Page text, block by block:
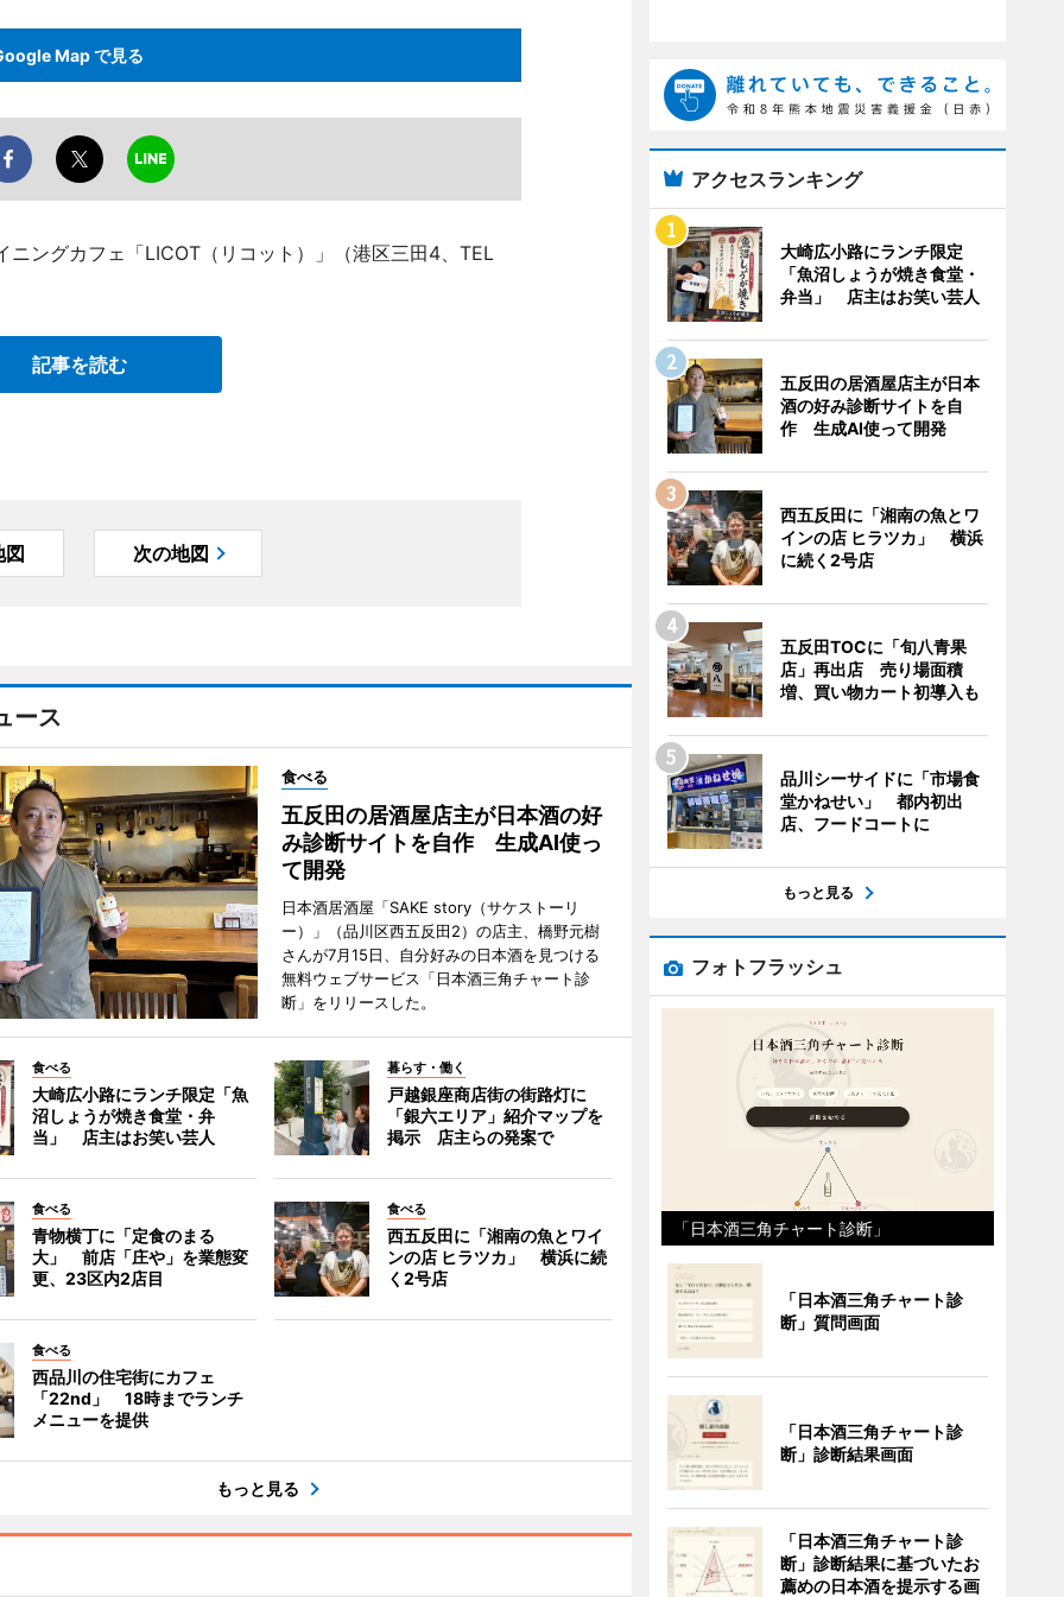
Map で見る
ングカフェ「LICOT（リコット）」（港区三田4、TEL
記事を読む
図 次の地図
ース
食べる
五反田の居酒屋店主が日本酒の好
み診断サイトを自作 生成AI使っ
て開発
日本酒居酒屋「SAKE story（サケストーリ
ー）」（品川区西五反田2）の店主、橋野元樹
さんが7月15日、自分好みの日本酒を見つける
無料ウェブサービス「日本酒三角チャート診
断」をリリースした。
食べる
大崎広小路にランチ限定「魚
沼しょうが焼き食堂・弁
当」 店主はお笑い芸人
暮らす・働く
戸越銀座商店街の街路灯に
「銀六エリア」紹介マップを
掲示 店主らの発案で
食べる
青物横丁に「定食のまる
大」 前店「庄や」を業態変
更、23区内2店目
食べる
西五反田に「湘南の魚とワイ
ンの店 ヒラツカ」 横浜に続
く2号店
食べる
西品川の住宅街にカフェ
「22nd」 18時までランチ
メニューを提供
もっと見る
アクセスランキング
大崎広小路にランチ限定
「魚沼しょうが焼き食堂・
弁当」 店主はお笑い芸人
五反田の居酒屋店主が日本
酒の好み診断サイトを自
作 生成AI使って開発
西五反田に「湘南の魚とワ
インの店 ヒラツカ」 横浜
に続く2号店
五反田TOCに「旬八青果
店」再出店 売り場面積
増、買い物カート初導入も
品川シーサイドに「市場食
堂かねせい」 都内初出
店、フードコートに
もっと見る
フォトフラッシュ
「日本酒三角チャート診断」
「日本酒三角チャート診
断」質問画面
「日本酒三角チャート診
断」診断結果画面
「日本酒三角チャート診
断」診断結果に基づいたお
薦めの日本酒を提示する画